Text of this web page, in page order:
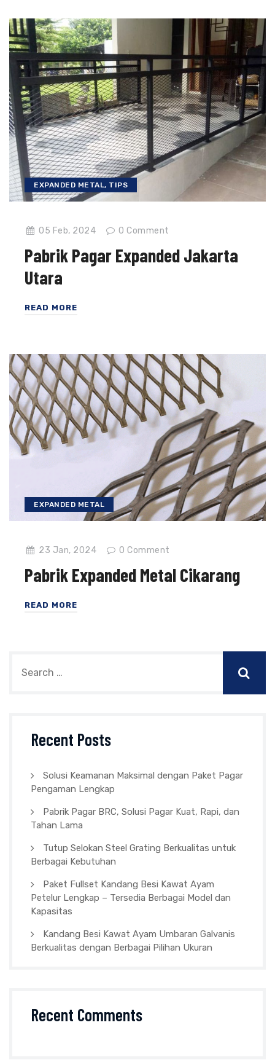
EXPANDED METAL, TIPS
05 Feb, 2024 0 Comment
Pabrik Pagar Expanded Jakarta
Utara
READ MORE
EXPANDED METAL
23 Jan, 2024 0 Comment
Pabrik Expanded Metal Cikarang
READ MORE
Recent Posts
Solusi Keamanan Maksimal dengan Paket Pagar
Pengaman Lengkap
Pabrik Pagar BRC, Solusi Pagar Kuat, Rapi, dan
Tahan Lama
Tutup Selokan Steel Grating Berkualitas untuk
Berbagai Kebutuhan
Paket Fullset Kandang Besi Kawat Ayam
Petelur Lengkap – Tersedia Berbagai Model dan
Kapasitas
Kandang Besi Kawat Ayam Umbaran Galvanis
Berkualitas dengan Berbagai Pilihan Ukuran
Recent Comments